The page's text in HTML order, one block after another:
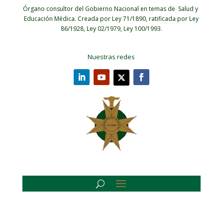
Órgano consultor del Gobierno Nacional en temas de Salud y
Educación Médica. Creada por Ley 71/1890, ratificada por Ley
86/1928, Ley 02/1979, Ley 100/1993.
Nuestras redes